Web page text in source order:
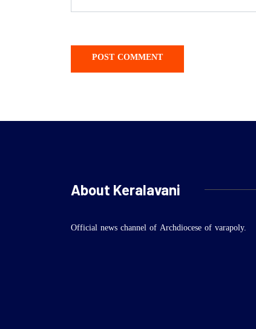
About Keralavani
Official news channel of Archdiocese of varapoly.